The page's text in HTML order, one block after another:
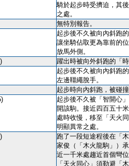
騎於起步時受擠迫，其
之處。
無特別報告。
起步後不久被向內斜跑
讓坐騎佔取更為靠前的
放馬外側。
躍出時被向外斜跑的「
起步後不久被向內斜跑
左邊韁繩脫手。
起步時向內斜跑，被碰
起步後不久被「智開心
開該駒。接近四百五十
處時收慢，移至「天火
明顯異常之處。
跑了一段短途程後在「
家俊（「木火龍駒」）
近一千米處趨近首個彎
「天火同心」須勒避「